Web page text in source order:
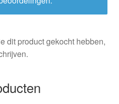
dit product gekocht hebben,